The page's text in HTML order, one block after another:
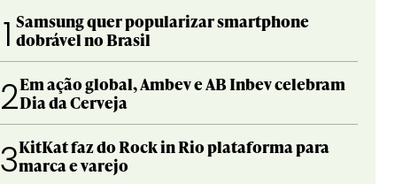
1 Samsung quer popularizar smartphone
dobrável no Brasil
2Em ação global, Ambev e AB Inbev celebram
Dia da Cerveja
3KitKat faz do Rock in Rio plataforma para
marca e varejo